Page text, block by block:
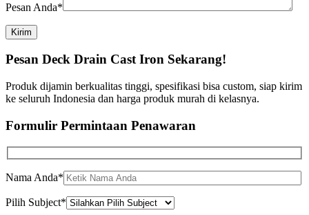
Pesan Anda*
Kirim
Pesan Deck Drain Cast Iron Sekarang!
Produk dijamin berkualitas tinggi, spesifikasi bisa custom, siap kirim
ke seluruh Indonesia dan harga produk murah di kelasnya.
Formulir Permintaan Penawaran
Nama Anda*
Pilih Subject*